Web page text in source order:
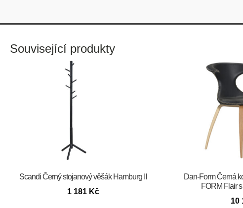
Související produkty
Scandi Černý stojanový věšák Hamburg II
1 181 Kč
​​​​​Dan-Form Černá
FORM Flair
10